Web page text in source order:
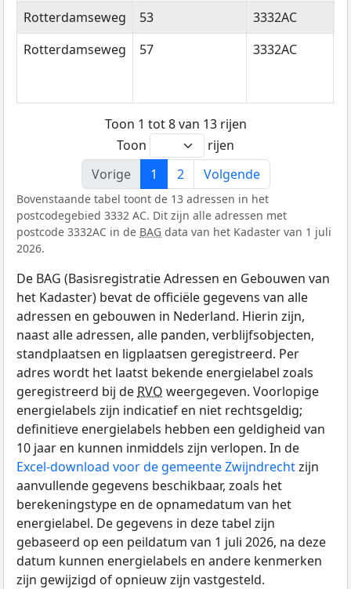
Rotterdamseweg 53 3332AC
Rotterdamseweg
57 3332AC
Toon 1 tot 8 van 13 rijen
Toon
rijen
Vorige
1 2 Volgende
Bovenstaande tabel toont de 13 adressen in het
postcodegebied 3332 AC. Dit zijn alle adressen met
postcode 3332AC in de BAG data van het Kadaster van 1 juli
2026.
De BAG (Basisregistratie Adressen en Gebouwen van
het Kadaster) bevat de officiële gegevens van alle
adressen en gebouwen in Nederland. Hierin zijn,
naast alle adressen, alle panden, verblijfsobjecten,
standplaatsen en ligplaatsen geregistreerd. Per
adres wordt het laatst bekende energielabel zoals
geregistreerd bij de RVO weergegeven. Voorlopige
energielabels zijn indicatief en niet rechtsgeldig;
definitieve energielabels hebben een geldigheid van
10 jaar en kunnen inmiddels zijn verlopen. In de
Excel-download voor de gemeente Zwijndrechtzijn
aanvullende gegevens beschikbaar, zoals het
berekeningstype en de opnamedatum van het
energielabel. De gegevens in deze tabel zijn
gebaseerd op een peildatum van 1 juli 2026, na deze
datum kunnen energielabels en andere kenmerken
zijn gewijzigd of opnieuw zijn vastgesteld.